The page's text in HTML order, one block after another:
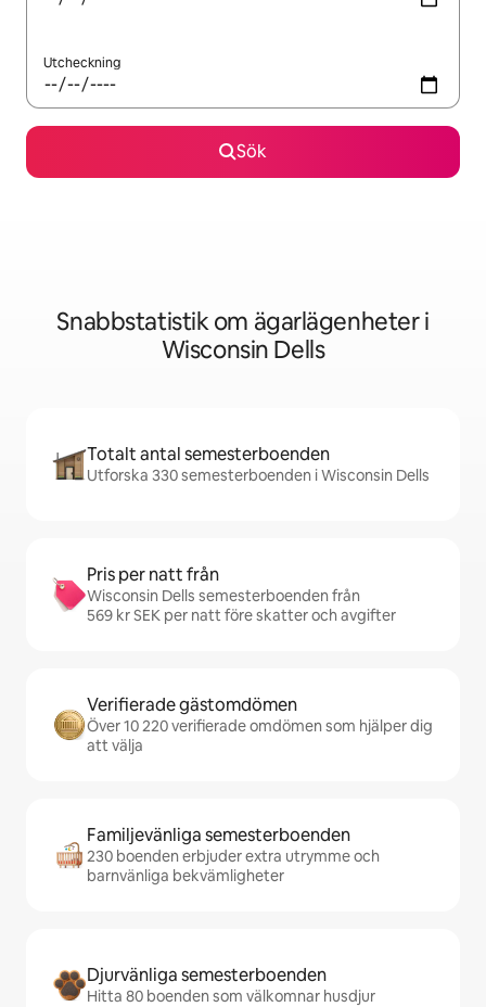
Utcheckning
Sök
Snabbstatistik om ägarlägenheter i
Wisconsin Dells
Totalt antal semesterboenden
Utforska 330 semesterboenden i Wisconsin Dells
Pris per natt från
Wisconsin Dells semesterboenden från
569 kr SEK per natt före skatter och avgifter
Verifierade gästomdömen
Över 10 220 verifierade omdömen som hjälper dig
att välja
Familjevänliga semesterboenden
230 boenden erbjuder extra utrymme och
barnvänliga bekvämligheter
Djurvänliga semesterboenden
Hitta 80 boenden som välkomnar husdjur